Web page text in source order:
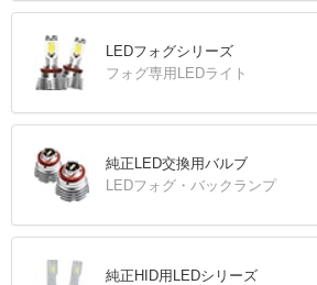
LEDフォグシリーズ
フォグ専用LEDライト
純正LED交換用バルブ
LEDフォグ・バックランプ
純正HID用LEDシリーズ